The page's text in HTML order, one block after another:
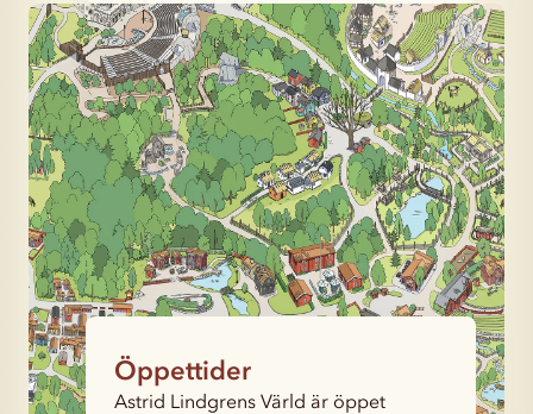
Öppettider
Astrid Lindgrens Värld är öppet